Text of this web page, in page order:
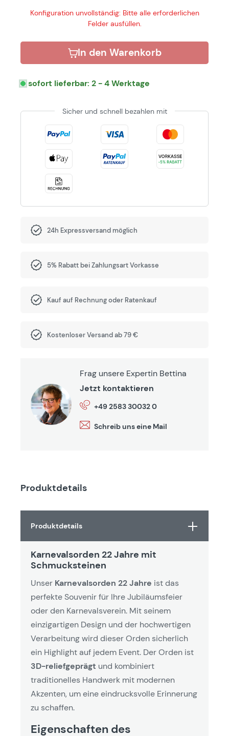
Konfiguration unvollständig: Bitte alle erforderlichen
Felder ausfüllen.
In den Warenkorb
sofort lieferbar: 2 - 4 Werktage
Sicher und schnell bezahlen mit
24h Expressversand möglich
5% Rabatt bei Zahlungsart Vorkasse
Kauf auf Rechnung oder Ratenkauf
Kostenloser Versand ab 79 €
Frag unsere Expertin Bettina
Jetzt kontaktieren
+49 2583 30032 0
Schreib uns eine Mail
Produktdetails
Produktdetails
Karnevalsorden 22 Jahre mit
Schmucksteinen
Unser Karnevalsorden 22 Jahre ist das
perfekte Souvenir für Ihre Jubiläumsfeier
oder den Karnevalsverein. Mit seinem
einzigartigen Design und der hochwertigen
Verarbeitung wird dieser Orden sicherlich
ein Highlight auf jedem Event. Der Orden ist
3D-reliefgeprägt und kombiniert
traditionelles Handwerk mit modernen
Akzenten, um eine eindrucksvolle Erinnerung
zu schaffen.
Eigenschaften des